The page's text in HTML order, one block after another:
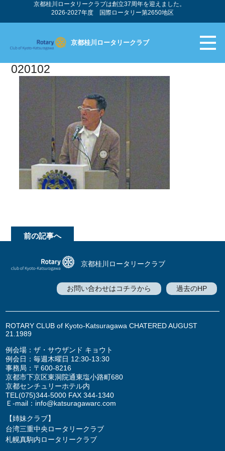
京都桂川ロータリークラブは創立37周年を迎えました。
2026-2027年度 国際ロータリー第2650地区
京都桂川ロータリークラブ
020102
前の記事へ
京都桂川ロータリークラブ
過去のHP
お問い合わせはコチラから
ROTARY CLUB of Kyoto-Katsuragawa CHATERED AUGUST
21.1989
例会場：ザ・サウザンド キョウト
例会日：毎週木曜日 12:30-13:30
事務局：〒600-8216
京都市下京区東洞院通東塩小路町680
京都センチュリーホテル内
TEL(075)344-5000 FAX 344-1340
Ｅ-mail： info@katsuragawarc.com
【姉妹クラブ】
台湾三重中央ロータリークラブ
札幌真駒内ロータリークラブ